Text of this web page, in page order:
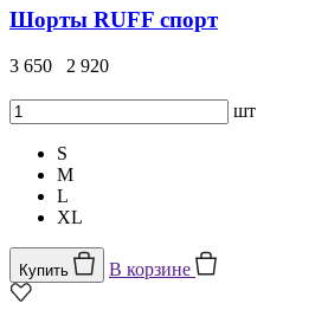
Шорты RUFF спорт
3 650 2 920
шт
S
M
L
XL
Купить В корзине